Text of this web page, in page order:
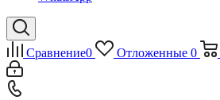
Сравнение0 Отложенные 0